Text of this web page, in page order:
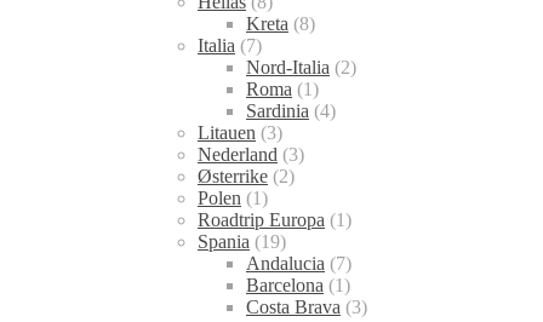
Kreta (8)
Italia (7)
Nord-Italia (2)
Roma (1)
Sardinia (4)
Litauen (3)
Nederland (3)
Østerrike (2)
Polen (1)
Roadtrip Europa (1)
Spania (19)
Andalucia (7)
Barcelona (1)
Costa Brava (3)